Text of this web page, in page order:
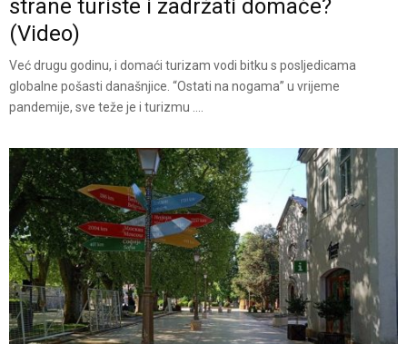
strane turiste i zadržati domaće?
(Video)
Već drugu godinu, i domaći turizam vodi bitku s posljedicama
globalne pošasti današnjice. “Ostati na nogama” u vrijeme
pandemije, sve teže je i turizmu ....